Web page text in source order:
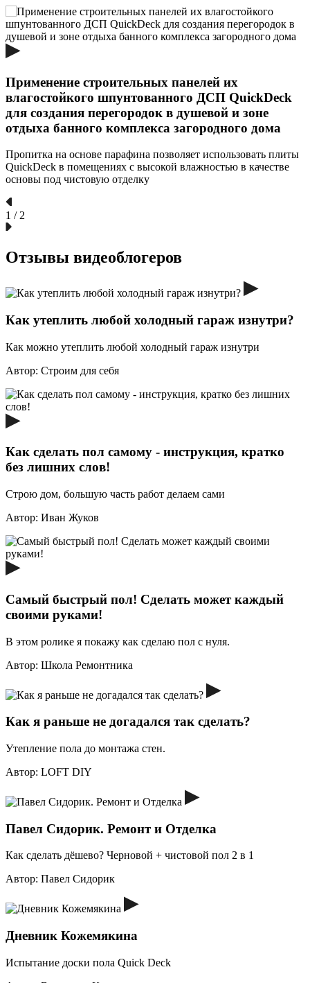
Применение строительных панелей их
влагостойкого шпунтованного ДСП QuickDeck
для создания перегородок в душевой и зоне
отдыха банного комплекса загородного дома
Пропитка на основе парафина позволяет использовать плиты
QuickDeck в помещениях с высокой влажностью в качестве
основы под чистовую отделку
1 /2
Отзывы видеоблогеров
Как утеплить любой холодный гараж изнутри?
Как можно утеплить любой холодный гараж изнутри
Автор: Строим для себя
Как сделать пол самому - инструкция, кратко
без лишних слов!
Строю дом, большую часть работ делаем сами
Автор: Иван Жуков
Самый быстрый пол! Сделать может каждый
своими руками!
В этом ролике я покажу как сделаю пол с нуля.
Автор: Школа Ремонтника
Как я раньше не догадался так сделать?
Утепление пола до монтажа стен.
Автор: LOFT DIY
Павел Сидорик. Ремонт и Отделка
Как сделать дёшево? Черновой + чистовой пол 2 в 1
Автор: Павел Сидорик
Дневник Кожемякина
Испытание доски пола Quick Deck